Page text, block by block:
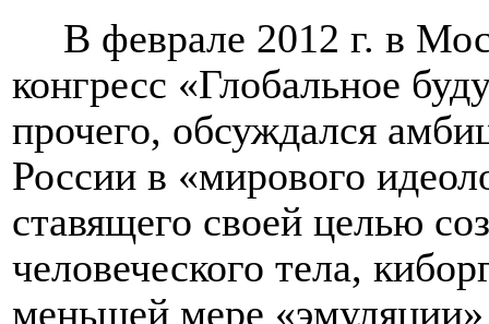
В феврале 2012 г. в
конгресс «Глобальное
прочего, обсуждался
России в «мирового
ставящего своей целью
человеческого тела,
меньшей мере